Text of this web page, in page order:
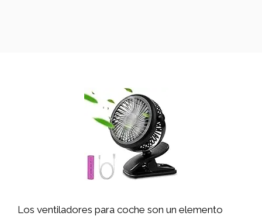
Los ventiladores para coche son un elemento